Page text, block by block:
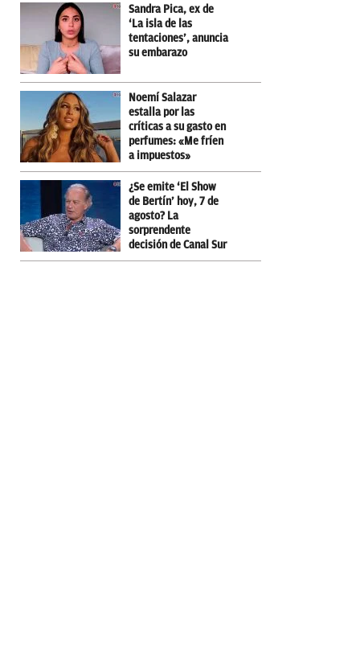
Sandra Pica, ex de
‘La isla de las
tentaciones’, anuncia
su embarazo
Noemí Salazar
estalla por las
críticas a su gasto en
perfumes: «Me fríen
a impuestos»
¿Se emite ‘El Show
de Bertín’ hoy, 7 de
agosto? La
sorprendente
decisión de Canal Sur